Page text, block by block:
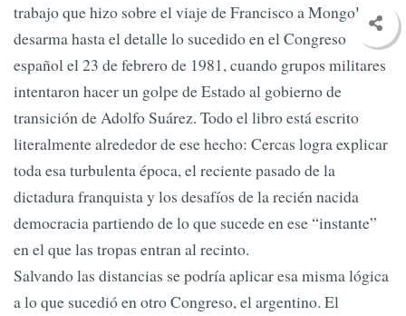
trabajo que hizo sobre el viaje de Francisco a Mongolia-
desarma hasta el detalle lo sucedido en el Congreso
español el 23 de febrero de 1981, cuando grupos militares
intentaron hacer un golpe de Estado al gobierno de
transición de Adolfo Suárez. Todo el libro está escrito
literalmente alrededor de ese hecho: Cercas logra explicar
toda esa turbulenta época, el reciente pasado de la
dictadura franquista y los desafíos de la recién nacida
democracia partiendo de lo que sucede en ese “instante”
en el que las tropas entran al recinto.
Salvando las distancias se podría aplicar esa misma lógica
a lo que sucedió en otro Congreso, el argentino. El